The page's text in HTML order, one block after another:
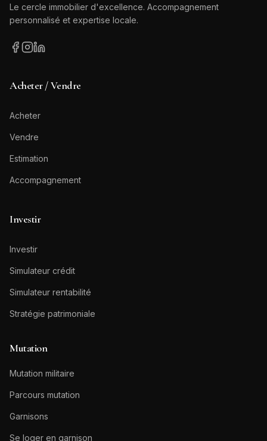
Le cercle immobilier d'excellence. Accompagnement
personnalisé et expertise locale.
Acheter / Vendre
Acheter
Vendre
Estimation
Accompagnement
Investir
Investir
Simulateur crédit
Simulateur rentabilité
Stratégie patrimoniale
Mutation
Mutation militaire
Parcours mutation
Garnisons
Se loger en garnison